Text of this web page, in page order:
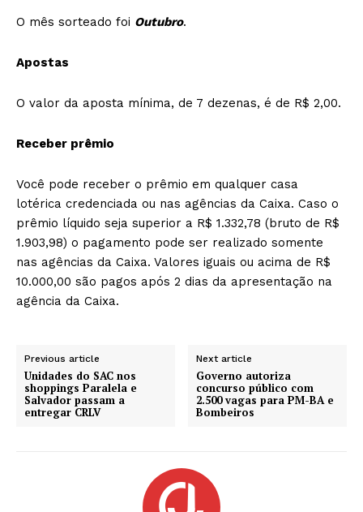
O mês sorteado foi Outubro.
Apostas
O valor da aposta mínima, de 7 dezenas, é de R$ 2,00.
Receber prêmio
Você pode receber o prêmio em qualquer casa
lotérica credenciada ou nas agências da Caixa. Caso o
prêmio líquido seja superior a R$ 1.332,78 (bruto de R$
1.903,98) o pagamento pode ser realizado somente
nas agências da Caixa. Valores iguais ou acima de R$
10.000,00 são pagos após 2 dias da apresentação na
agência da Caixa.
Previous article
Unidades do SAC nos
shoppings Paralela e
Salvador passam a
entregar CRLV
Next article
Governo autoriza
concurso público com
2.500 vagas para PM-BA e
Bombeiros